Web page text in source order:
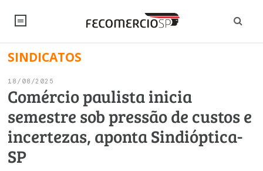
NOTÍCIAS
Artigos
Institucional
Debates Fecomercio-SP
Economia
Pesquisas
Brasil
SINDICATOS
PESQUISAS
SINDICATOS
18/08/2025
Comércio paulista inicia
semestre sob pressão de custos e
incertezas, aponta Sindióptica-
SP